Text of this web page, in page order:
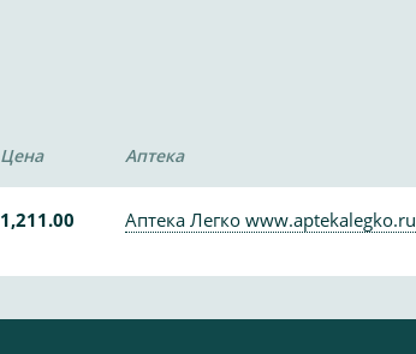
Цена Аптека
1,211.00 Аптека Легко www.aptekalegko.ru